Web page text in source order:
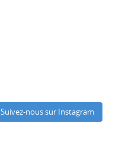
Suivez-nous sur Instagram